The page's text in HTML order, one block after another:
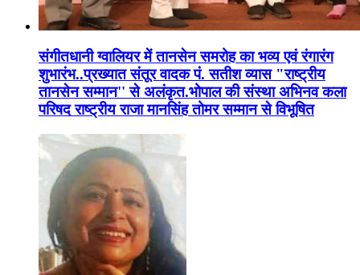
संगीतधानी ग्वालियर में तानसेन समरोह का भव्य एवं रंगारंग
शुभारंभ..प्रख्यात संतूर वादक पं. सतीश व्यास "राष्ट्रीय
तानसेन सम्मान'' से अलंकृत.भोपाल की संस्था अभिनव कला
परिषद राष्ट्रीय राजा मानसिंह तोमर सम्मान से विभूषित